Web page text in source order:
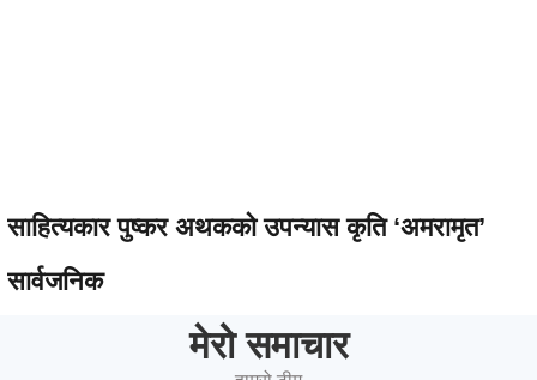
साहित्यकार पुष्कर अथकको उपन्यास कृति ‘अमरामृत’
सार्वजनिक
मेरो समाचार